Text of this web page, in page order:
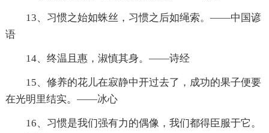
13、习惯之始如蛛丝，习惯之后如绳索。——中国谚
语
14、终温且惠，淑慎其身。——诗经
15、修养的花儿在寂静中开过去了，成功的果子便要
在光明里结实。——冰心
16、习惯是我们强有力的偶像，我们都得臣服于它。